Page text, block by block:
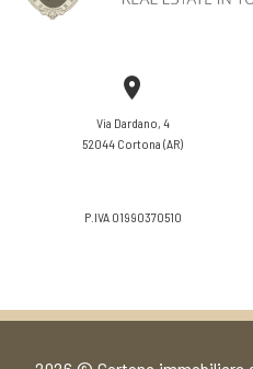
VAI ALLA SCHEDA
Via Dardano, 4
52044 Cortona (AR)
P.IVA 01990370510